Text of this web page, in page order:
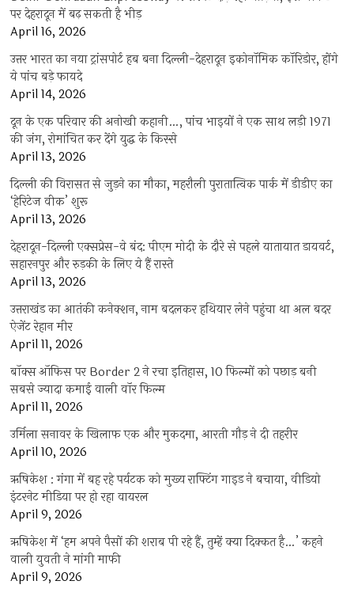
पर देहरादून में बढ़ सकती है भीड़
April 16, 2026
उत्तर भारत का नया ट्रांसपोर्ट हब बना दिल्ली-देहरादून इकोनॉमिक कॉरिडोर, होंगे
ये पांच बड़े फायदे
April 14, 2026
दून के एक परिवार की अनोखी कहानी…, पांच भाइयों ने एक साथ लड़ी 1971
की जंग, रोमांचित कर देंगे युद्ध के किस्से
April 13, 2026
दिल्ली की विरासत से जुड़ने का मौका, महरौली पुरातात्विक पार्क में डीडीए का
‘हेरिटेज वीक’ शुरू
April 13, 2026
देहरादून-दिल्ली एक्सप्रेस-वे बंद: पीएम मोदी के दौरे से पहले यातायात डायवर्ट,
सहारनपुर और रुड़की के लिए ये हैं रास्ते
April 13, 2026
उत्तराखंड का आतंकी कनेक्शन, नाम बदलकर हथियार लेने पहुंचा था अल बदर
ऐजेंट रेहान मीर
April 11, 2026
बॉक्स ऑफिस पर Border 2 ने रचा इतिहास, 10 फिल्मों को पछाड़ बनी
सबसे ज्यादा कमाई वाली वॉर फिल्म
April 11, 2026
उर्मिला सनावर के खिलाफ एक और मुकदमा, आरती गौड़ ने दी तहरीर
April 10, 2026
ऋषिकेश : गंगा में बह रहे पर्यटक को मुख्य राफ्टिंग गाइड ने बचाया, वीडियो
इंटरनेट मीडिया पर हो रहा वायरल
April 9, 2026
ऋषिकेश में ‘हम अपने पैसों की शराब पी रहे हैं, तुम्हें क्या दिक्कत है…’ कहने
वाली युवती ने मांगी माफी
April 9, 2026